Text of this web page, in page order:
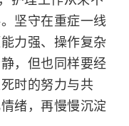
坚守在重症一线
力强、操作复杂
，但也同样要经
时的努力与共
绪，再慢慢沉淀